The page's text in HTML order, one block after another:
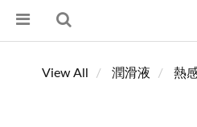
View All 潤滑液 熱